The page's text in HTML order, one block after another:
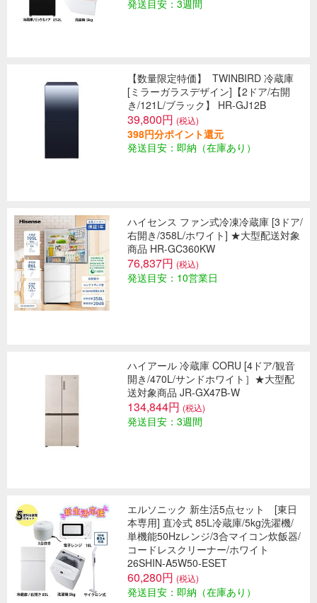
発送目安：3週間
【数量限定特価】
TWINBIRD 冷蔵庫
[ミラーガラスデザイン]【2ドア/右開
き/121L/ブラック】 HR-GJ12B
39,800円 (税込)
398円分ポイント還元
発送目安：即納（在庫あり）
ハイセンス ファン式冷凍冷蔵庫 [3ドア/
右開き/358L/ホワイト] ★大型配送対象
商品 HR-GC360KW
76,837円 (税込)
発送目安：10営業日
ハイアール 冷蔵庫 CORU [4ドア/観音
開き/470L/サンドホワイト］★大型配
送対象商品 JR-GX47B-W
134,844円 (税込)
発送目安：3週間
エルソニック 新生活5点セット [東日
本専用] 直冷式 85L冷蔵庫/5kg洗濯機/
単機能50Hzレンジ/3合マイコン炊飯器/
コードレスクリーナー/ホワイト
26SHIN-A5W50-ESET
60,280円 (税込)
発送目安：即納（在庫あり）